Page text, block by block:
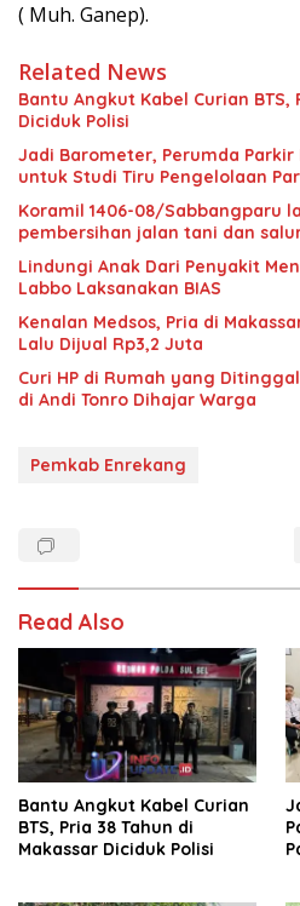
( Muh. Ganep).
Related News
Bantu Angkut Kabel Curian BTS,
Diciduk Polisi
Jadi Barometer, Perumda Parkir
untuk Studi Tiru Pengelolaan
Koramil 1406-08/Sabbangparu
pembersihan jalan tani dan
Lindungi Anak Dari Penyakit
Labbo Laksanakan BIAS
Kenalan Medsos, Pria di
Lalu Dijual Rp3,2 Juta
Curi HP di Rumah yang
di Andi Tonro Dihajar Warga
Pemkab Enrekang
Read Also
Bantu Angkut Kabel Curian
BTS, Pria 38 Tahun di
Makassar Diciduk Polisi